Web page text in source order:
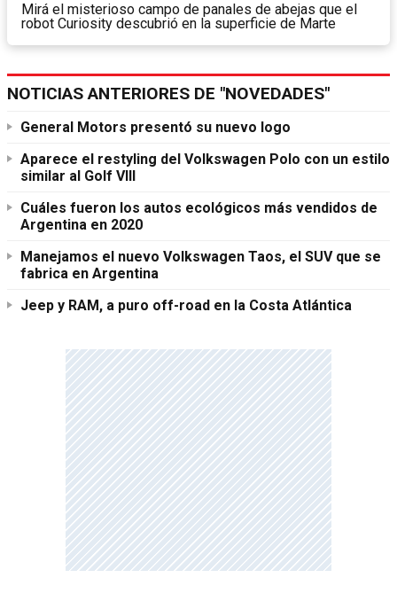
Mirá el misterioso campo de panales de abejas que el
robot Curiosity descubrió en la superficie de Marte
NOTICIAS ANTERIORES DE "NOVEDADES"
General Motors presentó su nuevo logo
Aparece el restyling del Volkswagen Polo con un estilo
similar al Golf VIII
Cuáles fueron los autos ecológicos más vendidos de
Argentina en 2020
Manejamos el nuevo Volkswagen Taos, el SUV que se
fabrica en Argentina
Jeep y RAM, a puro off-road en la Costa Atlántica